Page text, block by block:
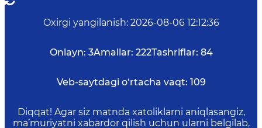
Oxirgi yangilanish: 2026-08-06 12:12:36
Onlayn: 3Amallar: 222Tashriflar: 84
Veb-saytdagi o‘rtacha vaqt: 109
Diqqat! Agar siz matnda xatoliklarni aniqlasangiz,
ma’muriyatni xabardor qilish uchun ularni belgilab,